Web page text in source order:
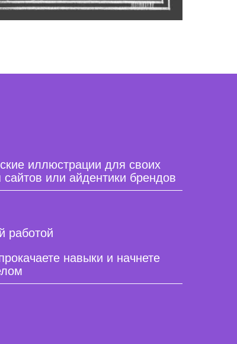
иллюстрации для своих
или айдентики брендов
работой
навыки и начнете